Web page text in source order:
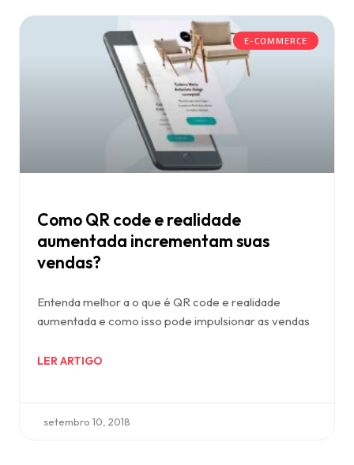
E-COMMERCE
Como QR code e realidade
aumentada incrementam suas
vendas?
Entenda melhor a o que é QR code e realidade
aumentada e como isso pode impulsionar as vendas
LER ARTIGO
setembro 10, 2018